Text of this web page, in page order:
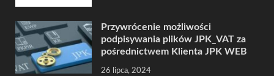
Przywrócenie możliwości
podpisywania plików JPK_VAT za
pośrednictwem Klienta JPK WEB
26 lipca, 2024